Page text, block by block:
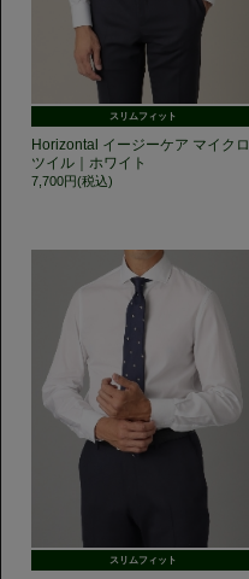
スリムフィット
Horizontal イージーケア マイクロ
ツイル｜ホワイト
7,700円(税込)
スリムフィット